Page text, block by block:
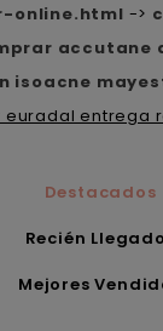
online.html ->
accutane
isoacne
entrega
Destacados
Recién
Mejores